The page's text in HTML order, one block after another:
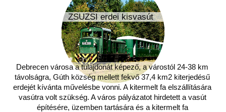
ZSUZSI erdei kisvasút
Debrecen városa a tulajdonát képező, a várostól 24-38 km
távolságra, Gúth község mellett fekvő 37,4 km2 kiterjedésű
erdejét kívánta művelésbe vonni. A kitermelt fa elszállítására
vasútra volt szükség. A város pályázatot hirdetett a vasút
építésére, üzemben tartására és a kitermelt fa